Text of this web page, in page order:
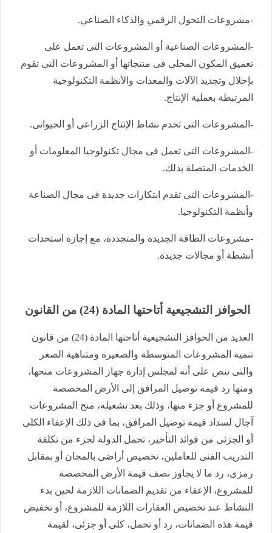
-مشروعات التحول الرقمي والذكاء الصناعي.
-المشروعات الصناعية أو المشروعات التى تعمل على
تعميق المكون المحلى فى منتجاتها أو المشروعات التى تقوم
بإحلال وتجديد الآلات والمعدات والأنظمة التكنولوجية
المرتبطة بعملية الإنتاج.
-المشروعات التى تخدم نشاط الإنتاج الزراعى أو الحيوانى.
-المشروعات التى تعمل فى مجال تكنولوجيا المعلومات أو
الخدمات المتصلة بذلك.
-المشروعات التى تقدم ابتكارات جديدة فى مجال الصناعة
وأنظمة التكنولوجيا.
-مشروعات الطاقة الجديدة والمتجددة، مع إجازة استحداث
أنشطة أو مجالات جديدة.
الحوافز التشجيعية أتاحتها المادة (24) من القانون
العديد من الحوافز التشجيعية أتاحتها المادة (24) من قانون
تنمية المشروعات المتوسطة والصغيرة ومتناهية الصغر
والتى تنص على أنه لمجلس إدارة جهاز المشروعات منحها،
ومنها رد قيمة توصيل المرافق إلى الأرض المخصصة
للمشروع أو جزء منها، وذلك بعد تشغيله، منح المشروعات
آجال لسداد قيمة توصيل المرافق، بما فى ذلك الإعفاء الكلى
أو الجزئى من فوائد التأخير، تحمل الدولة لجزء من تكلفة
التدريب الفنى للعاملين، تخصيص أراضى بالمجان أو بمقابل
رمزى، رد ما لا يجاوز نصف قيمة الأرض المخصصة
للمشروع، الإعفاء من تقديم الضمانات اللازمة لحين بدء
النشاط عند تخصيص العقارات اللازمة للمشروع، أو تخفيض
قيمة هذه الضمانات، رد أو تحمل، كلى أو جزئى، لقيمة